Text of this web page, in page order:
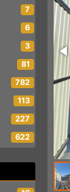
7
6
3
81
782
113
227
622